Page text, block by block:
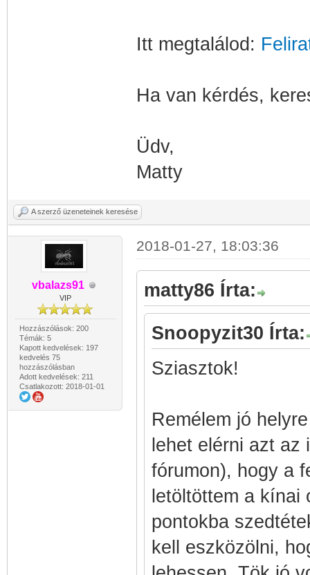
Itt megtalálod:
Ha van kérdés,
Üdv,
Matty
A szerző üzeneteinek keresése
vbalazs91
VIP
Hozzászólások: 200
Témák: 5
Kapott kedvelések: 197
kedvelés 75
hozzászólásban
Adott kedvelések: 211
Csatlakozott: 2018-01-01
2018-01-27, 18:03:36
matty86 Írta:
Snoopyzit30 Írta:
Sziasztok!
Remélem jó
lehet elérni azt
fórumon), hogy a
letöltöttem a kínai
pontokba
kell eszközölni,